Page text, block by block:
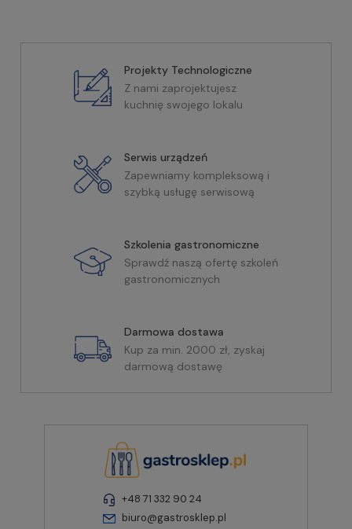
Projekty Technologiczne
Z nami zaprojektujesz
kuchnię swojego lokalu
Serwis urządzeń
Zapewniamy kompleksową i
szybką usługę serwisową
Szkolenia gastronomiczne
Sprawdź naszą ofertę szkoleń
gastronomicznych
Darmowa dostawa
Kup za min. 2000 zł, zyskaj
darmową dostawę
+48 71 332 90 24
biuro@gastrosklep.pl